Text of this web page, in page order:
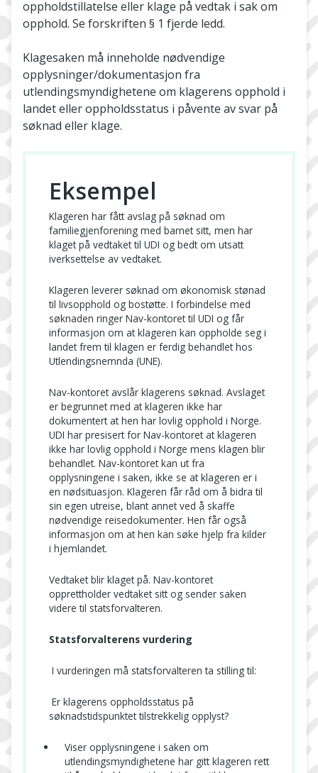
oppholdstillatelse eller klage på vedtak i sak om
opphold. Se forskriften § 1 fjerde ledd.
Klagesaken må inneholde nødvendige
opplysninger/dokumentasjon fra
utlendingsmyndighetene om klagerens opphold i
landet eller oppholdsstatus i påvente av svar på
søknad eller klage.
Eksempel
Klageren har fått avslag på søknad om
familiegjenforening med barnet sitt, men har
klaget på vedtaket til UDI og bedt om utsatt
iverksettelse av vedtaket.
Klageren leverer søknad om økonomisk stønad
til livsopphold og bostøtte. I forbindelse med
søknaden ringer Nav-kontoret til UDI og får
informasjon om at klageren kan oppholde seg i
landet frem til klagen er ferdig behandlet hos
Utlendingsnemnda (UNE).
Nav-kontoret avslår klagerens søknad. Avslaget
er begrunnet med at klageren ikke har
dokumentert at hen har lovlig opphold i Norge.
UDI har presisert for Nav-kontoret at klageren
ikke har lovlig opphold i Norge mens klagen blir
behandlet. Nav-kontoret kan ut fra
opplysningene i saken, ikke se at klageren er i
en nødsituasjon. Klageren får råd om å bidra til
sin egen utreise, blant annet ved å skaffe
nødvendige reisedokumenter. Hen får også
informasjon om at hen kan søke hjelp fra kilder
i hjemlandet.
Vedtaket blir klaget på. Nav-kontoret
opprettholder vedtaket sitt og sender saken
videre til statsforvalteren.
Statsforvalterens vurdering
I vurderingen må statsforvalteren ta stilling til:
Er klagerens oppholdsstatus på
søknadstidspunktet tilstrekkelig opplyst?
Viser opplysningene i saken om
utlendingsmyndighetene har gitt klageren rett